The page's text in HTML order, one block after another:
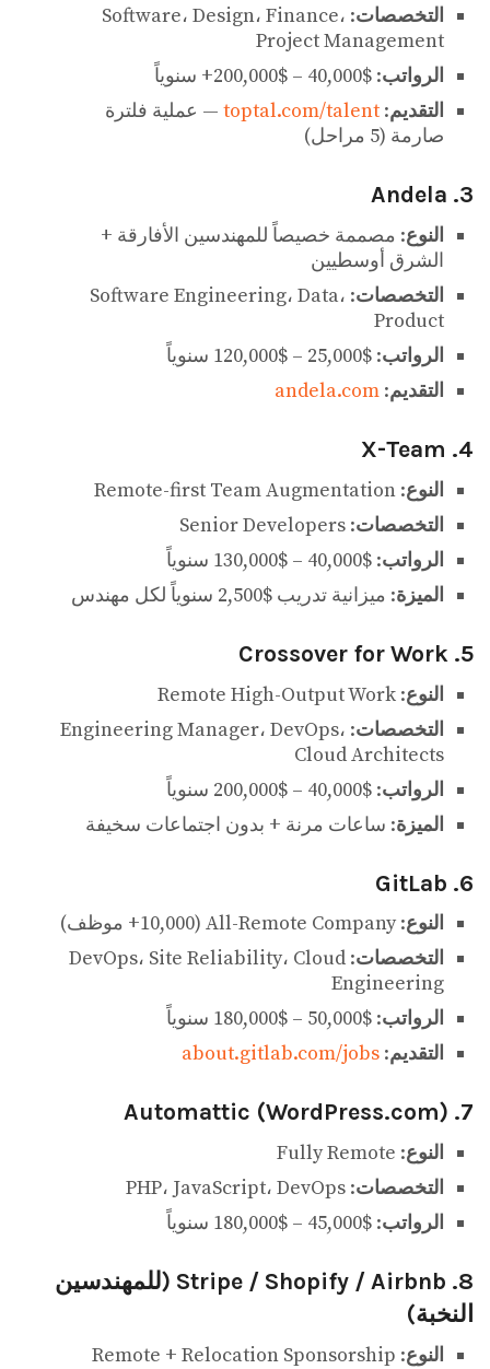
التخصصات : Software، Design، Finance،
Project Management
الرواتب: $40,000 – $200,000+ سنوياً
التقديم:
toptal.com/talent — عملية فلترة
صارمة (5 مراحل)
3. Andela
النوع: مصممة خصيصاً للمهندسين الأفارقة +
الشرق أوسطيين
التخصصات : Software Engineering، Data،
Product
الرواتب: $25,000 – $120,000 سنوياً
التقديم:
andela.com
4. X-Team
النوع: Remote-first Team Augmentation
التخصصات: Senior Developers
الرواتب: $40,000 – $130,000 سنوياً
الميزة: ميزانية تدريب $2,500 سنوياً لكل مهندس
5. Crossover for Work
النوع: Remote High-Output Work
التخصصات : Engineering Manager، DevOps،
Cloud Architects
الرواتب: $40,000 – $200,000 سنوياً
الميزة: ساعات مرنة + بدون اجتماعات سخيفة
6. GitLab
النوع: All-Remote Company (10,000+ موظف)
التخصصات : DevOps، Site Reliability، Cloud
Engineering
الرواتب: $50,000 – $180,000 سنوياً
التقديم:
about.gitlab.com/jobs
7. Automattic (WordPress.com)
النوع: Fully Remote
التخصصات: PHP، JavaScript، DevOps
الرواتب: $45,000 – $180,000 سنوياً
8. Stripe / Shopify / Airbnb (للمهندسين
النخبة)
النوع: Remote + Relocation Sponsorship